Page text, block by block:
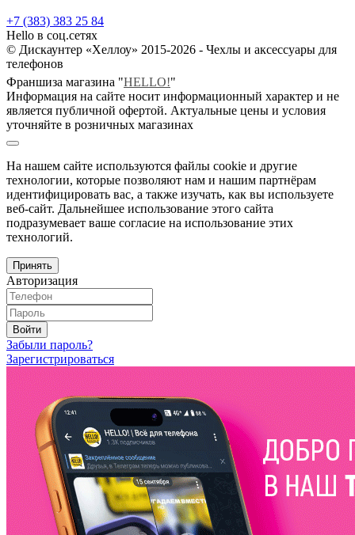
+7 (383) 383 25 84
Hello в соц.сетях
© Дискаунтер «Хеллоу» 2015-2026 - Чехлы и аксессуары для
телефонов
Франшиза магазина "HELLO!"
Информация на сайте носит информационный характер и не
является публичной офертой. Актуальные цены и условия
уточняйте в розничных магазинах
На нашем сайте используются файлы cookie и другие
технологии, которые позволяют нам и нашим партнёрам
идентифицировать вас, а также изучать, как вы используете
веб-сайт. Дальнейшее использование этого сайта
подразумевает ваше согласие на использование этих
технологий.
Принять
Авторизация
Войти
Забыли пароль?
Зарегистрироваться